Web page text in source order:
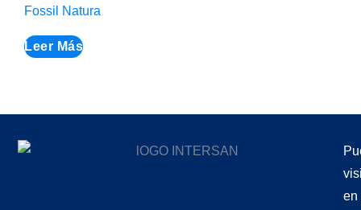
Fossil Natura
Leer Más
en